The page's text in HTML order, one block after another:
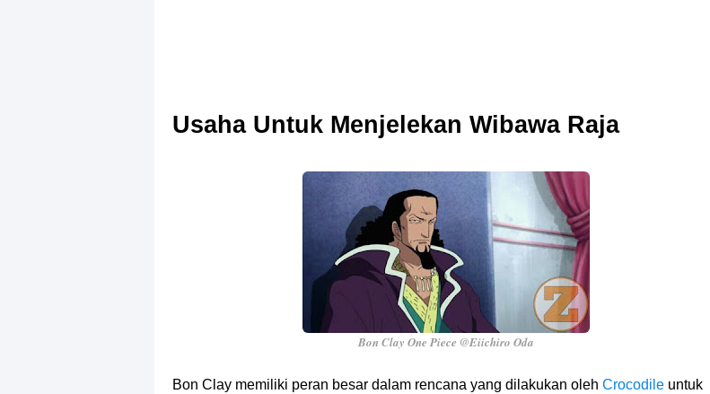
Usaha Untuk Menjelekan Wibawa Raja
Bon Clay One Piece @Eiichiro Oda
Bon Clay memiliki peran besar dalam rencana yang dilakukan oleh Crocodile untuk